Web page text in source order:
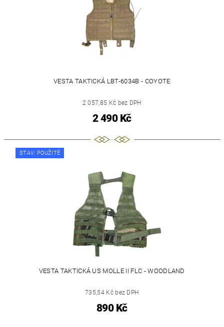
VESTA TAKTICKÁ LBT-6034B - COYOTE
2 057,85 Kč bez DPH
2 490 Kč
STAV: POUŽITÉ
VESTA TAKTICKÁ US MOLLE II FLC - WOODLAND
735,54 Kč bez DPH
890 Kč